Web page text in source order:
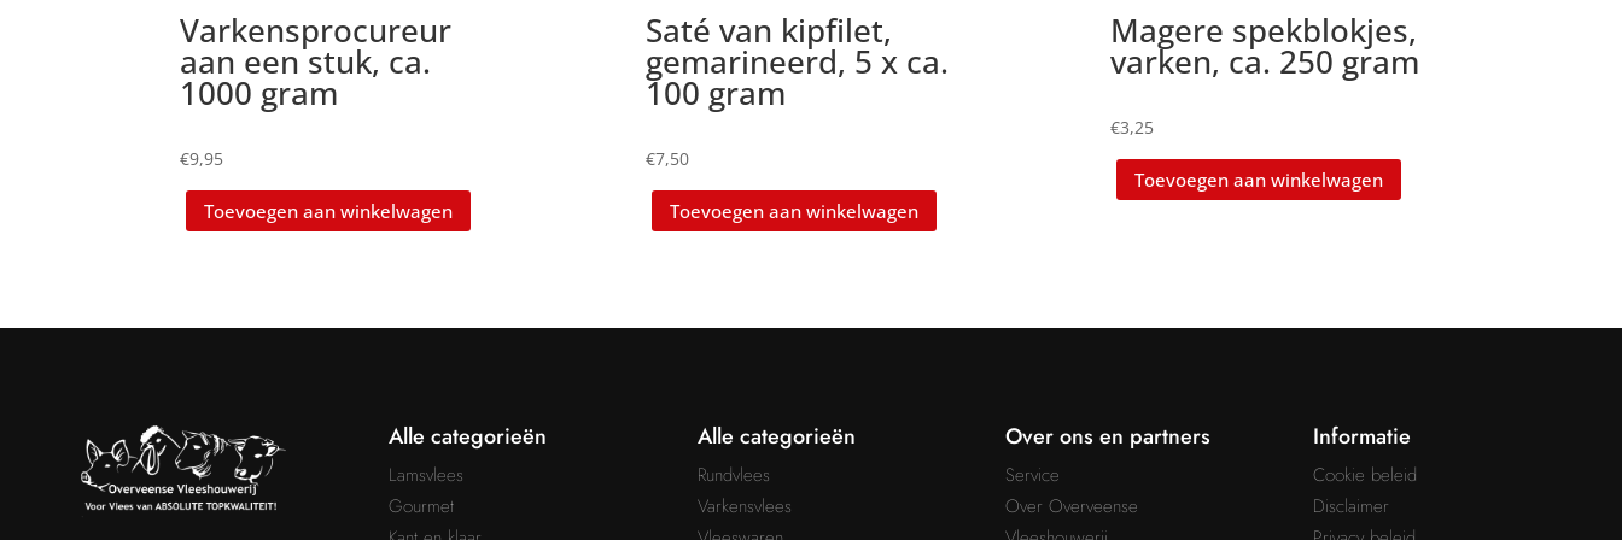
Varkensprocureur
aan een stuk, ca.
1000 gram
€9,95
Toevoegen aan winkelwagen
Saté van kipfilet,
gemarineerd, 5 x ca.
100 gram
€7,50
Toevoegen aan winkelwagen
Magere spekblokjes,
varken, ca. 250 gram
€3,25
Toevoegen aan winkelwagen
Alle categorieën
Lamsvlees
Gourmet
Alle categorieën
Rundvlees
Varkensvlees
Over ons en partners
Service
Over Overveense
Informatie
Cookie beleid
Disclaimer